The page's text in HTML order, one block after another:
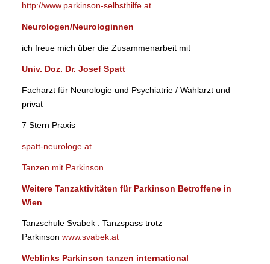
http://www.parkinson-selbsthilfe.at
Neurologen/Neurologinnen
ich freue mich über die Zusammenarbeit mit
Univ. Doz. Dr. Josef Spatt
Facharzt für Neurologie und Psychiatrie / Wahlarzt und
privat
7 Stern Praxis
spatt-neurologe.at
Tanzen mit Parkinson
Weitere Tanzaktivitäten für Parkinson Betroffene in
Wien
Tanzschule Svabek : Tanzspass trotz
Parkinson www.svabek.at
Weblinks Parkinson tanzen international